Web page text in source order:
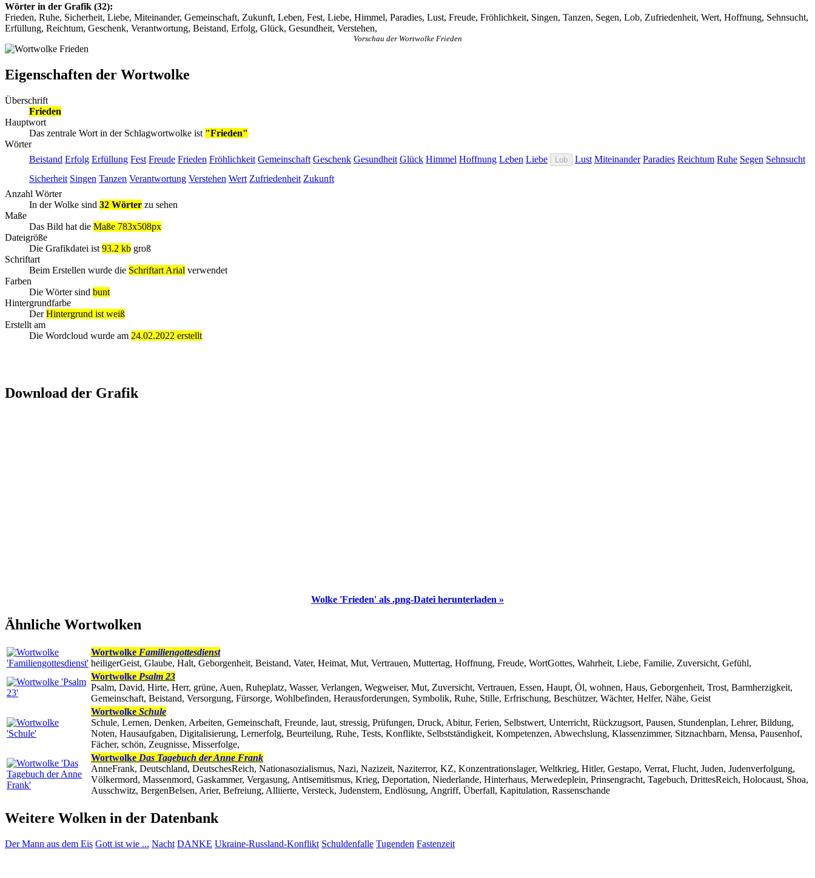
Wörter in der Grafik (32):
Frieden, Ruhe, Sicherheit, Liebe, Miteinander, Gemeinschaft, Zukunft, Leben, Fest, Liebe, Himmel, Paradies, Lust, Freude, Fröhlichkeit, Singen, Tanzen, Segen, Lob, Zufriedenheit, Wert, Hoffnung, Sehnsucht,
Erfüllung, Reichtum, Geschenk, Verantwortung, Beistand, Erfolg, Glück, Gesundheit, Verstehen,
Vorschau der Wortwolke Frieden
Eigenschaften der Wortwolke
Überschrift
Frieden
Hauptwort
Das zentrale Wort in der Schlagwortwolke ist "Frieden"
Wörter
Beistand Erfolg Erfüllung Fest Freude Frieden Fröhlichkeit Gemeinschaft Geschenk Gesundheit Glück Himmel Hoffnung Leben Liebe Lob Lust Miteinander Paradies Reichtum Ruhe Segen Sehnsucht
Sicherheit Singen Tanzen Verantwortung Verstehen Wert Zufriedenheit Zukunft
Anzahl Wörter
In der Wolke sind 32 Wörter zu sehen
Maße
Das Bild hat die Maße 783x508px
Dateigröße
Die Grafikdatei ist 93.2 kb groß
Schriftart
Beim Erstellen wurde die Schriftart Arial verwendet
Farben
Die Wörter sind bunt
Hintergrundfarbe
DerHintergrund ist weiß
Erstellt am
Die Wordcloud wurde am 24.02.2022 erstellt
Download der Grafik
Wolke 'Frieden' als .png-Datei herunterladen »
Ähnliche Wortwolken
Wortwolke Familiengottesdienst
heiligerGeist, Glaube, Halt, Geborgenheit, Beistand, Vater, Heimat, Mut, Vertrauen, Muttertag, Hoffnung, Freude, WortGottes, Wahrheit, Liebe, Familie, Zuversicht, Gefühl,
Wortwolke Psalm 23
Psalm, David, Hirte, Herr, grüne, Auen, Ruheplatz, Wasser, Verlangen, Wegweiser, Mut, Zuversicht, Vertrauen, Essen, Haupt, Öl, wohnen, Haus, Geborgenheit, Trost, Barmherzigkeit,
Gemeinschaft, Beistand, Versorgung, Fürsorge, Wohlbefinden, Herausforderungen, Symbolik, Ruhe, Stille, Erfrischung, Beschützer, Wächter, Helfer, Nähe, Geist
Wortwolke Schule
Schule, Lernen, Denken, Arbeiten, Gemeinschaft, Freunde, laut, stressig, Prüfungen, Druck, Abitur, Ferien, Selbstwert, Unterricht, Rückzugsort, Pausen, Stundenplan, Lehrer, Bildung,
Noten, Hausaufgaben, Digitalisierung, Lernerfolg, Beurteilung, Ruhe, Tests, Konflikte, Selbstständigkeit, Kompetenzen, Abwechslung, Klassenzimmer, Sitznachbarn, Mensa, Pausenhof,
Fächer, schön, Zeugnisse, Misserfolge,
Wortwolke Das Tagebuch der Anne Frank
AnneFrank, Deutschland, DeutschesReich, Nationasozialismus, Nazi, Nazizeit, Naziterror, KZ, Konzentrationslager, Weltkrieg, Hitler, Gestapo, Verrat, Flucht, Juden, Judenverfolgung,
Völkermord, Massenmord, Gaskammer, Vergasung, Antisemitismus, Krieg, Deportation, Niederlande, Hinterhaus, Merwedeplein, Prinsengracht, Tagebuch, DrittesReich, Holocaust, Shoa,
Ausschwitz, BergenBelsen, Arier, Befreiung, Alliierte, Versteck, Judenstern, Endlösung, Angriff, Überfall, Kapitulation, Rassenschande
Weitere Wolken in der Datenbank
Der Mann aus dem Eis Gott ist wie ... Nacht DANKE Ukraine-Russland-Konflikt Schuldenfalle Tugenden Fastenzeit